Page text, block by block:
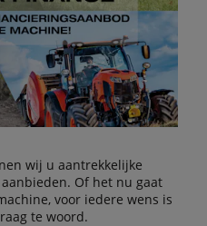
wij u aantrekkelijke
Of het nu gaat
voor iedere wens is
te woord.